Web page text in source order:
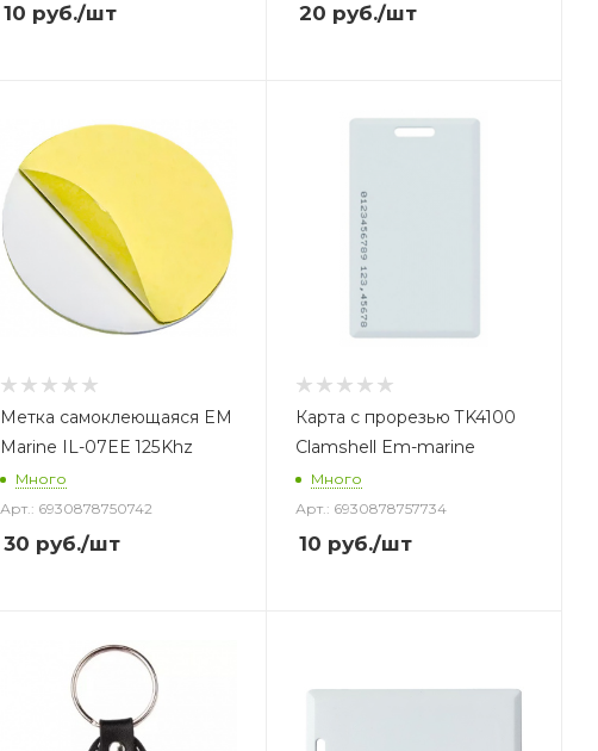
10 руб./шт 20 руб./шт
Метка самоклеющаяся EM
Marine IL-07EE 125Khz
Много
Арт.: 6930878750742
30 руб./шт
Карта с прорезью TK4100
Clamshell Em-marine
Много
Арт.: 6930878757734
10 руб./шт